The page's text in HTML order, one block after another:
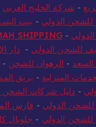
- شركة الخليج العربي
للشحن الدولي - بيت
-
SHIPPING
للشحن الدولي -دار
- الرهوان للشحن -
المنزلية - بريق
- دليل شركات الشحن
للشحن الدولي - فارس
للشحن الدولي - جلوبال